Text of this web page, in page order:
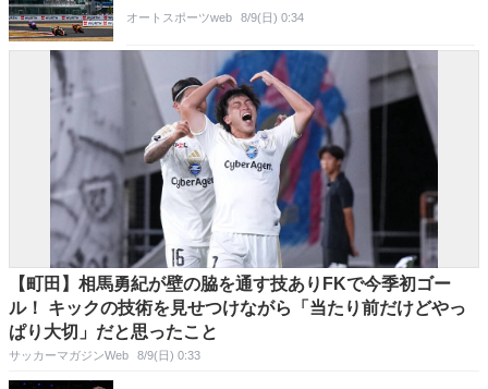
オートスポーツweb 8/9(日) 0:34
【町田】相馬勇紀が壁の脇を通す技ありFKで今季初ゴー
ル！ キックの技術を見せつけながら「当たり前だけどやっ
ぱり大切」だと思ったこと
サッカーマガジンWeb 8/9(日) 0:33